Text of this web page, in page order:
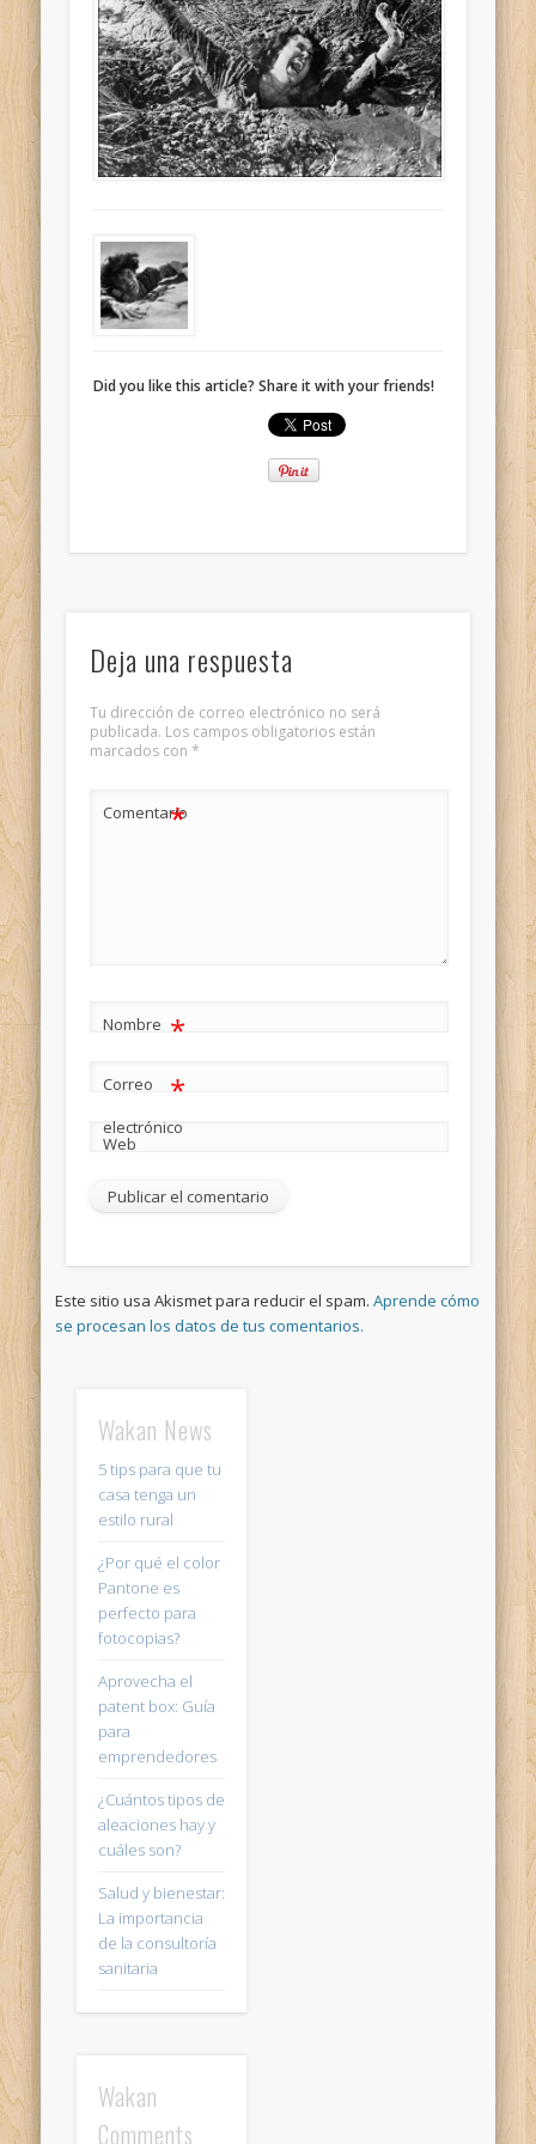
Did you like this article? Share it with your friends!
Deja una respuesta
Tu dirección de correo electrónico no será
publicada. Los campos obligatorios están
marcados con *
Comentario
*
Nombre *
Correo
electrónico
*
Web
Este sitio usa Akismet para reducir el spam.Aprende cómo
se procesan los datos de tus comentarios.
Wakan News
5 tips para que tu
casa tenga un
estilo rural
¿Por qué el color
Pantone es
perfecto para
fotocopias?
Aprovecha el
patent box: Guía
para
emprendedores
¿Cuántos tipos de
aleaciones hay y
cuáles son?
Salud y bienestar:
La importancia
de la consultoría
sanitaria
Wakan
Comments